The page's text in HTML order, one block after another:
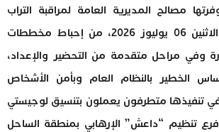
مصالح المديرية العامة لمراقبة التراب
الوطني، صباح يوم الاثنين 06 يوليوز 2026، من إحباط مخططات
وفي مراحل متقدمة من التحضير والإعداد،
الخطير بالنظام العام وبأمن الأشخاص
تنفيذها متطرفون يعملون بتنسيق لوجيستي
تنظيم “داعش” الإرهابي بمنطقة الساحل